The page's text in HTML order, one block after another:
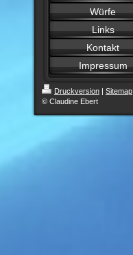
Würfe
Links
Kontakt
Impressum
Druckversion | Sitemap
© Claudine Ebert